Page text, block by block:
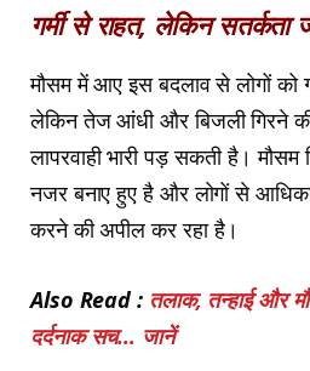
गर्मी से राहत, लेकिन सतर्कता
मौसम में आए इस बदलाव से लोगों को
लेकिन तेज आंधी और बिजली गिरने
लापरवाही भारी पड़ सकती है। मौसम
नजर बनाए हुए है और लोगों से
करने की अपील कर रहा है।
Also Read : तलाक, तन्हाई और
दर्दनाक सच… जानें